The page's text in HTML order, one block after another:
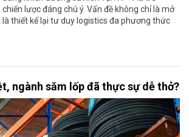
lược đáng chú ý. Vấn đề không chỉ là mở
thiết kế lại tư duy logistics đa phương thức
ngành săm lốp đã thực sự dễ thở?